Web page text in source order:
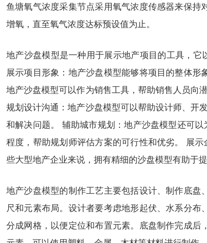
鱼塘氧气浓度采集节点采用氧气浓度传感器来保
增氧，直至氧气浓度达标预设值为止。
地产沙盘模型是一种用于展示地产项目的工具，
展示项目形象：地产沙盘模型能够将项目的整体
地产沙盘模型可以作为销售工具，帮助销售人员向
规划设计沟通：地产沙盘模型可以帮助设计师、开
和解决问题。 辅助城市规划：地产沙盘模型还可
程度，帮助规划师评估方案的可行性和优劣。 展
些大型地产企业来说，拥有精细的沙盘模型有助于
地产沙盘模型的制作工艺主要包括设计、制作底
尺和元素布局。设计者要考虑地形起伏、水系分
分成网格，以便定位和布置元素。底盘制作完成